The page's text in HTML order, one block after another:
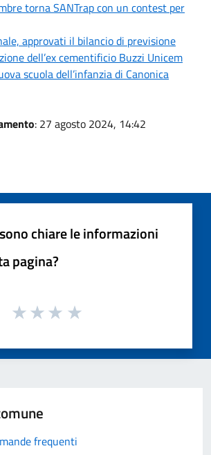
torna SANTrap con un contest per
approvati il bilancio di previsione
dell’ex cementificio Buzzi Unicem
scuola dell’infanzia di Canonica
: 27 agosto 2024, 14:42
chiare le informazioni
pagina?
frequenti